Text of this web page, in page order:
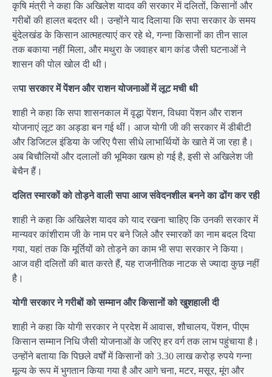
कृषि मंत्री ने कहा कि अखिलेश यादव की सरकार में दलितों, किसानों और
गरीबों की हालत बदतर थी। उन्होंने याद दिलाया कि सपा सरकार के समय
बुंदेलखंड के किसान आत्महत्याएं कर रहे थे, गन्ना किसानों का तीन साल
तक बकाया नहीं मिला, और मथुरा के जवाहर बाग कांड जैसी घटनाओं ने
शासन की पोल खोल दी थी।
सपा सरकार में पेंशन और राशन योजनाओं में लूट मची थी
शाही ने कहा कि सपा शासनकाल में वृद्धा पेंशन, विधवा पेंशन और राशन
योजनाएं लूट का अड्डा बन गई थीं। आज योगी जी की सरकार में डीबीटी
और डिजिटल इंडिया के जरिए पैसा सीधे लाभार्थियों के खाते में जा रहा है।
अब बिचौलियों और दलालों की भूमिका खत्म हो गई है, इसी से अखिलेश जी
बेचैन हैं।
दलित स्मारकों को तोड़ने वाली सपा आज संवेदनशील बनने का ढोंग कर रही
शाही ने कहा कि अखिलेश यादव को याद रखना चाहिए कि उनकी सरकार में
मान्यवर कांशीराम जी के नाम पर बने जिले और स्मारकों का नाम बदल दिया
गया, यहां तक कि मूर्तियों को तोड़ने का काम भी सपा सरकार ने किया।
आज वही दलितों की बात करते हैं, यह राजनीतिक नाटक से ज्यादा कुछ नहीं
है।
योगी सरकार ने गरीबों को सम्मान और किसानों को खुशहाली दी
शाही ने कहा कि योगी सरकार ने प्रदेश में आवास, शौचालय, पेंशन, पीएम
किसान सम्मान निधि जैसी योजनाओं के जरिए हर वर्ग तक लाभ पहुंचाया है।
उन्होंने बताया कि पिछले वर्षों में किसानों को 3.30 लाख करोड़ रुपये गन्ना
मूल्य के रूप में भुगतान किया गया है और आगे चना, मटर, मसूर, मूंग और